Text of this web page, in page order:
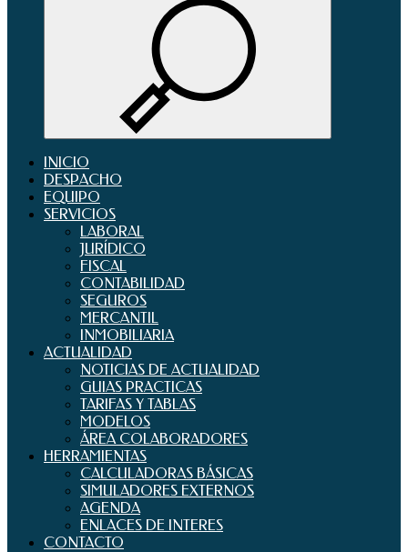
INICIO
DESPACHO
EQUIPO
SERVICIOS
LABORAL
JURÍDICO
FISCAL
CONTABILIDAD
SEGUROS
MERCANTIL
INMOBILIARIA
ACTUALIDAD
NOTICIAS DE ACTUALIDAD
GUIAS PRACTICAS
TARIFAS Y TABLAS
MODELOS
ÁREA COLABORADORES
HERRAMIENTAS
CALCULADORAS BÁSICAS
SIMULADORES EXTERNOS
AGENDA
ENLACES DE INTERES
CONTACTO